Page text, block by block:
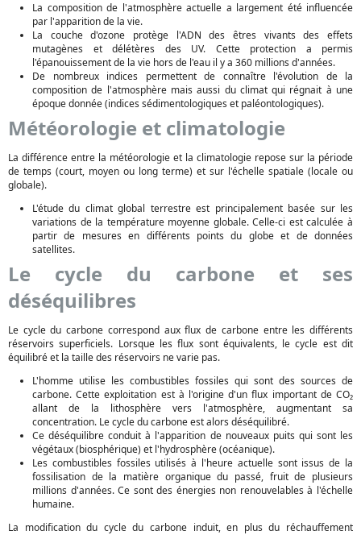
La composition de l'atmosphère actuelle a largement été influencée
par l'apparition de la vie.
La couche d'ozone protège l'ADN des êtres vivants des effets
mutagènes et délétères des UV. Cette protection a permis
l'épanouissement de la vie hors de l'eau il y a 360 millions d'années.
De nombreux indices permettent de connaître l'évolution de la
composition de l'atmosphère mais aussi du climat qui régnait à une
époque donnée (indices sédimentologiques et paléontologiques).
Météorologie et climatologie
La différence entre la météorologie et la climatologie repose sur la période
de temps (court, moyen ou long terme) et sur l'échelle spatiale (locale ou
globale).
L'étude du climat global terrestre est principalement basée sur les
variations de la température moyenne globale. Celle-ci est calculée à
partir de mesures en différents points du globe et de données
satellites.
Le cycle du carbone et ses
déséquilibres
Le cycle du carbone correspond aux flux de carbone entre les différents
réservoirs superficiels. Lorsque les flux sont équivalents, le cycle est dit
équilibré et la taille des réservoirs ne varie pas.
L'homme utilise les combustibles fossiles qui sont des sources de
carbone. Cette exploitation est à l'origine d'un flux important de CO₂
allant de la lithosphère vers l'atmosphère, augmentant sa
concentration. Le cycle du carbone est alors déséquilibré.
Ce déséquilibre conduit à l'apparition de nouveaux puits qui sont les
végétaux (biosphérique) et l'hydrosphère (océanique).
Les combustibles fossiles utilisés à l'heure actuelle sont issus de la
fossilisation de la matière organique du passé, fruit de plusieurs
millions d'années. Ce sont des énergies non renouvelables à l'échelle
humaine.
La modification du cycle du carbone induit, en plus du réchauffement